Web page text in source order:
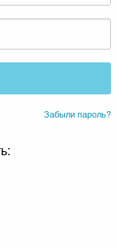
Забыли пароль?